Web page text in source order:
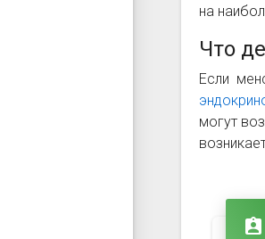
на
Что
Если
могут
assignment_ind